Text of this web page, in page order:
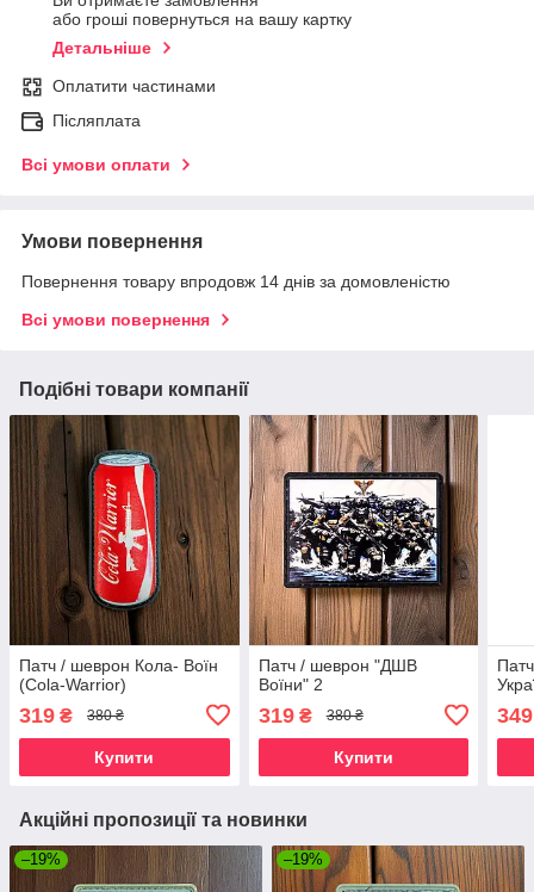
або гроші повернуться на вашу картку
Детальніше
Оплатити частинами
Післяплата
Всі умови оплати
Умови повернення
Повернення товару впродовж 14 днів за домовленістю
Всі умови повернення
Подібні товари компанії
Патч / шеврон Кола- Воїн
(Cola-Warrior)
319 ₴ 380 ₴
Купити
Патч / шеврон "ДШВ
Воїни" 2
319₴ 380 ₴
Купити
349
Акційні пропозиції та новинки
–19% –19%